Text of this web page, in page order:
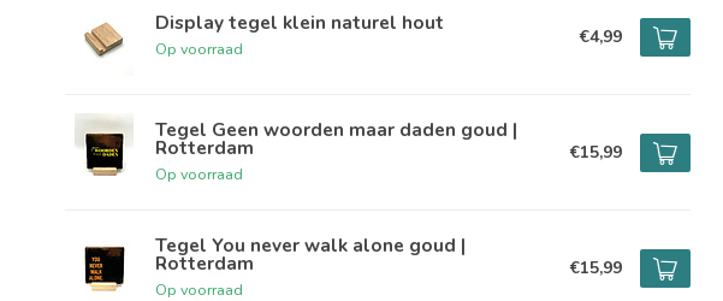
Display tegel klein naturel hout
Op voorraad
€4,99
Tegel Geen woorden maar daden goud |
Rotterdam
Op voorraad
€15,99
Tegel You never walk alone goud |
Rotterdam
Op voorraad
€15,99